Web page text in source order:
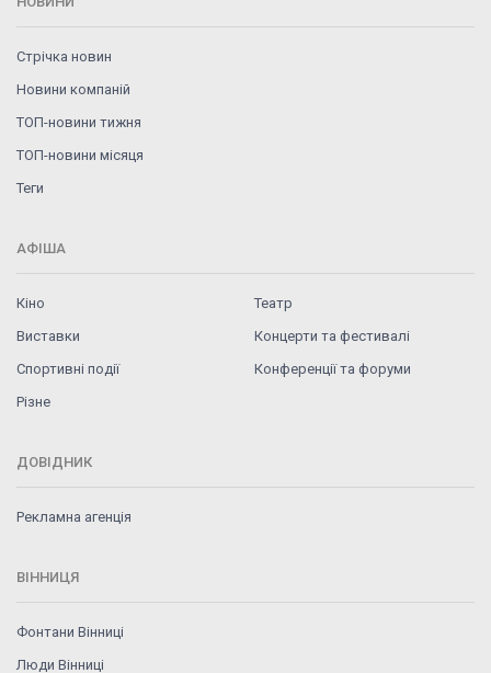
Стрічка новин
Новини компаній
ТОП-новини тижня
ТОП-новини місяця
Теги
АФІША
Кіно
Театр
Виставки
Концерти та фестивалі
Спортивні події
Конференції та форуми
Різне
ДОВІДНИК
Рекламна агенція
ВІННИЦЯ
Фонтани Вінниці
Люди Вінниці